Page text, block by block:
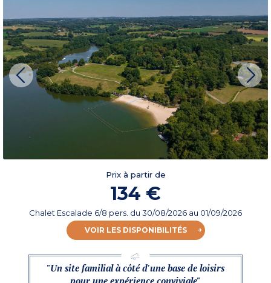
Prix à partir de
134 €
Chalet Escalade 6/8 pers. du 30/08/2026 au 01/09/2026
VOIR LES DISPONIBILITÉS
"Un site familial à côté d'une base de loisirs